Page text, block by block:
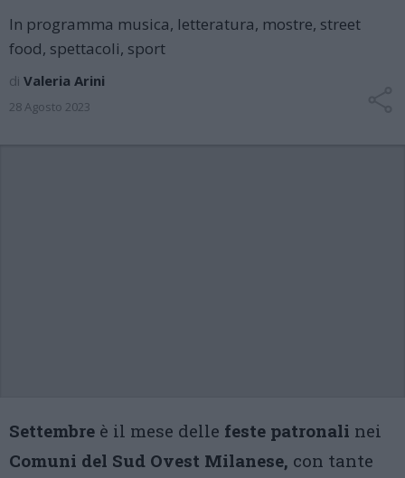
In programma musica, letteratura, mostre, street
food, spettacoli, sport
di Valeria Arini
28 Agosto 2023
Settembre è il mese delle feste patronali nei
Comuni del Sud Ovest Milanese, con tante